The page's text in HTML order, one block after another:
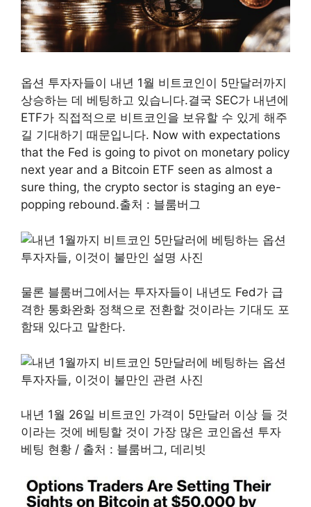
옵션 투자자들이 내년 1월 비트코인이 5만달러까지
상승하는 데 베팅하고 있습니다.결국 SEC가 내년에
ETF가 직접적으로 비트코인을 보유할 수 있게 해주
길 기대하기 때문입니다. Now with expectations
that the Fed is going to pivot on monetary policy
next year and a Bitcoin ETF seen as almost a
sure thing, the crypto sector is staging an eye-
popping rebound.출처 : 블룸버그
물론 블룸버그에서는 투자자들이 내년도 Fed가 급
격한 통화완화 정책으로 전환할 것이라는 기대도 포
함돼 있다고 말한다.
내년 1월 26일 비트코인 가격이 5만달러 이상 들 것
이라는 것에 베팅할 것이 가장 많은 코인옵션 투자
베팅 현황 / 출처 : 블룸버그, 데리빗